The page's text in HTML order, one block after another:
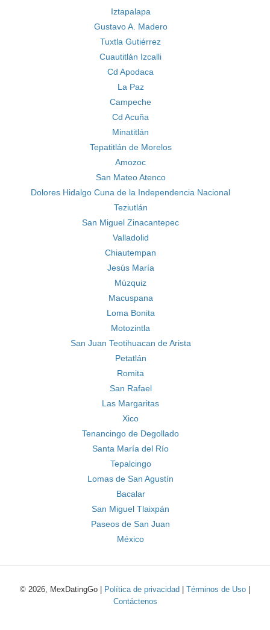
Iztapalapa
Gustavo A. Madero
Tuxtla Gutiérrez
Cuautitlán Izcalli
Cd Apodaca
La Paz
Campeche
Cd Acuña
Minatitlán
Tepatitlán de Morelos
Amozoc
San Mateo Atenco
Dolores Hidalgo Cuna de la Independencia Nacional
Teziutlán
San Miguel Zinacantepec
Valladolid
Chiautempan
Jesús María
Múzquiz
Macuspana
Loma Bonita
Motozintla
San Juan Teotihuacan de Arista
Petatlán
Romita
San Rafael
Las Margaritas
Xico
Tenancingo de Degollado
Santa María del Río
Tepalcingo
Lomas de San Agustín
Bacalar
San Miguel Tlaixpán
Paseos de San Juan
México
© 2026, MexDatingGo | Política de privacidad Términos de Uso
Contáctenos